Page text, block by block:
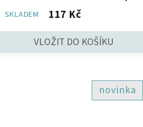
SKLADEM
117 Kč
novinka